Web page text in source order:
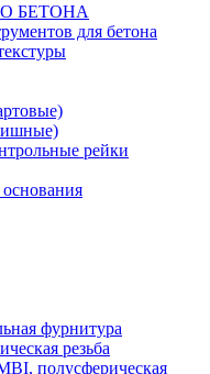
БЕТОНА
для бетона
рейки
фурнитура
резьба
полусферическая